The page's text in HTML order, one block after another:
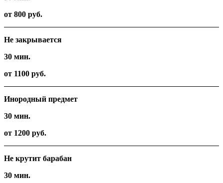
от 800 руб.
Не закрывается
30 мин.
от 1100 руб.
Инородный предмет
30 мин.
от 1200 руб.
Не крутит барабан
30 мин.